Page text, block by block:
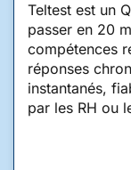
Teltest est un
passer en 20
compétences
réponses
instantanés,
par les RH ou